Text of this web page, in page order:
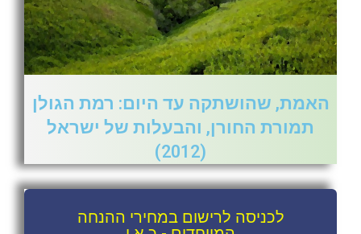
האמת, שהושתקה עד היום: רמת הגולן
תמורת החורן, והבעלות של ישראל
(2012)
לכניסה לרישום במחירי ההנחה